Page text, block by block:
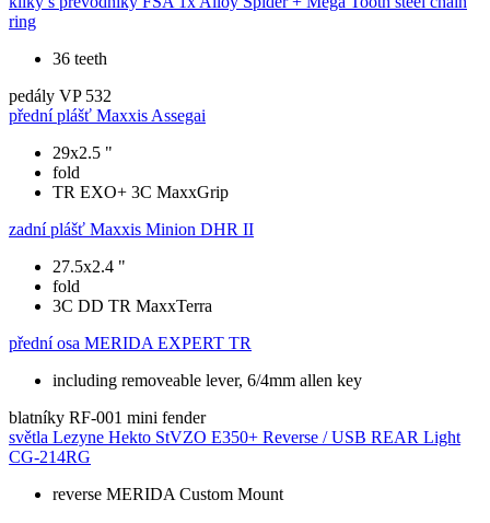
ring
36 teeth
pedály VP 532
přední plášť Maxxis Assegai
29x2.5 "
fold
TR EXO+ 3C MaxxGrip
zadní plášť Maxxis Minion DHR II
27.5x2.4 "
fold
3C DD TR MaxxTerra
přední osa MERIDA EXPERT TR
including removeable lever, 6/4mm allen key
blatníky RF-001 mini fender
světla Lezyne Hekto StVZO E350+ Reverse / USB REAR Light
CG-214RG
reverse MERIDA Custom Mount